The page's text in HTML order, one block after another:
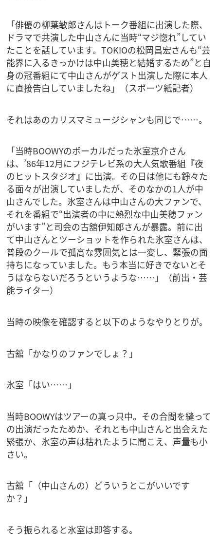
「俳優の柳葉敏郎さんはトーク番組に出演した際、
ドラマで共演した中山さんに当時“マジ惚れ”してい
たことを話しています。TOKIOの松岡昌宏さんも“芸
能界に入るきっかけは中山美穂と結婚するため”と自
身の冠番組にて中山さんがゲスト出演した際に本人
に直接告白していましたね」（スポーツ紙記者）
それはあのカリスマミュージシャンも同じで……。
「当時BOOWYのボーカルだった氷室京介さん
は、’86年12月にフジテレビ系の大人気歌番組『夜
のヒットスタジオ』に出演。その日は他にも錚々た
る面々が出演していましたが、そのなかの1人が中
山さんでした。氷室さんは中山さんの大ファンで、
それを番組で“出演者の中に熱烈な中山美穂ファン
がいます”と司会の古舘伊知郎さんが暴露。前に出
て中山さんとツーショットを作られた氷室さんは、
普段のクールで孤高な雰囲気とは一変し、緊張の面
持ちになっていました。もう本当に好きでないとそ
うはならないだろうというような……」（前出・芸
能ライター）
当時の映像を確認すると以下のようなやりとりが。
古舘「かなりのファンでしょ？」
氷室「はい……」
当時BOOWYはツアーの真っ只中。その合間を縫って
の出演だったためか、それとも中山さんと出会えた
緊張か、氷室の声は枯れたように聞こえ、声量も小
さい。
古舘「（中山さんの）どういうとこがいいです
か？」
そう振られると氷室は即答する。